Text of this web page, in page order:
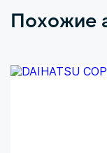
Здесь больше
Похожие